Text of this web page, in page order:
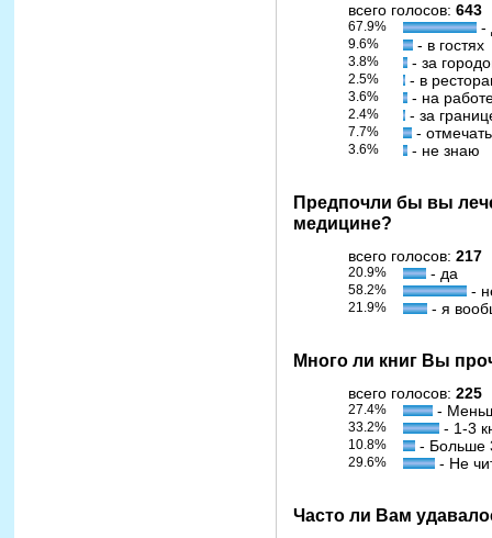
всего голосов: 643
67.9% -
9.6% - в гостях
3.8% - за
2.5% - в
3.6% - на
2.4% - за
7.7% -
3.6% - не знаю
Предпочли бы вы
медицине?
всего голосов: 217
20.9% - да
58.2% -
21.9% - я
Много ли книг Вы
всего голосов: 225
27.4% -
33.2% - 1-3
10.8% - Больше
29.6% - Не
Часто ли Вам